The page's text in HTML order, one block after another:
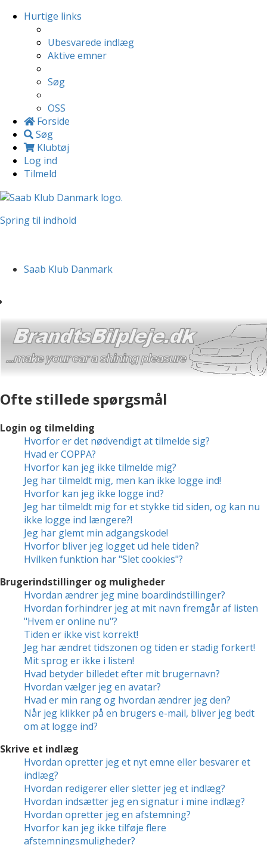
Hurtige links
Ubesvarede indlæg
Aktive emner
Søg
OSS
Forside
Søg
Klubtøj
Log ind
Tilmeld
Spring til indhold
Saab Klub Danmark
Ofte stillede spørgsmål
Login og tilmelding
Hvorfor er det nødvendigt at tilmelde sig?
Hvad er COPPA?
Hvorfor kan jeg ikke tilmelde mig?
Jeg har tilmeldt mig, men kan ikke logge ind!
Hvorfor kan jeg ikke logge ind?
Jeg har tilmeldt mig for et stykke tid siden, og kan nu
ikke logge ind længere?!
Jeg har glemt min adgangskode!
Hvorfor bliver jeg logget ud hele tiden?
Hvilken funktion har "Slet cookies"?
Brugerindstillinger og muligheder
Hvordan ændrer jeg mine boardindstillinger?
Hvordan forhindrer jeg at mit navn fremgår af listen
"Hvem er online nu"?
Tiden er ikke vist korrekt!
Jeg har ændret tidszonen og tiden er stadig forkert!
Mit sprog er ikke i listen!
Hvad betyder billedet efter mit brugernavn?
Hvordan vælger jeg en avatar?
Hvad er min rang og hvordan ændrer jeg den?
Når jeg klikker på en brugers e-mail, bliver jeg bedt
om at logge ind?
Skrive et indlæg
Hvordan opretter jeg et nyt emne eller besvarer et
indlæg?
Hvordan redigerer eller sletter jeg et indlæg?
Hvordan indsætter jeg en signatur i mine indlæg?
Hvordan opretter jeg en afstemning?
Hvorfor kan jeg ikke tilføje flere
afstemningsmuligheder?